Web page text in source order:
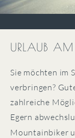
URLAUB AM
Sie möchten im
verbringen?
zahlreiche
Egern
Mountainbiker